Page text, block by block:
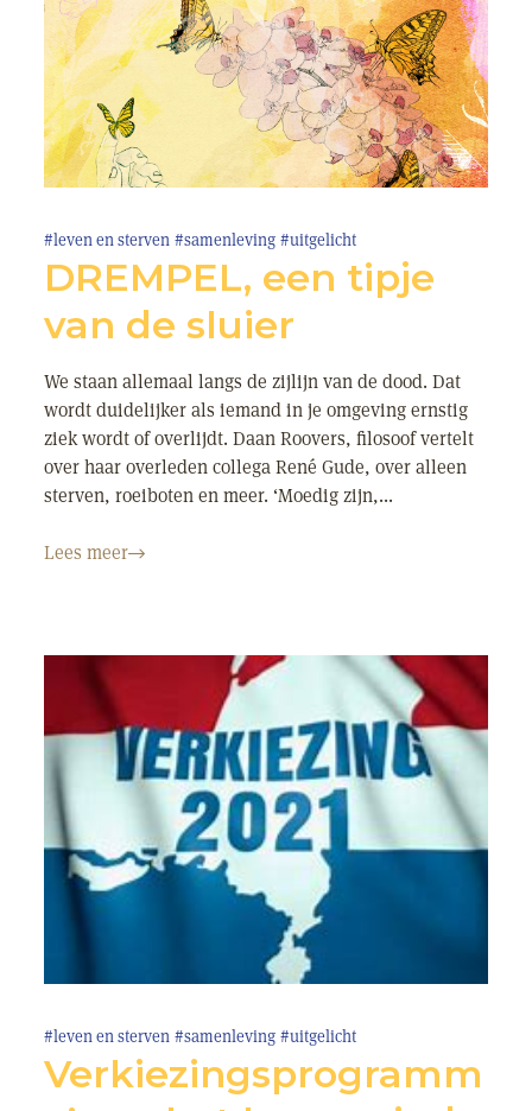
#leven en sterven #samenleving #uitgelicht
DREMPEL, een tipje
van de sluier
We staan allemaal langs de zijlijn van de dood. Dat
wordt duidelijker als iemand in je omgeving ernstig
ziek wordt of overlijdt. Daan Roovers, filosoof vertelt
over haar overleden collega René Gude, over alleen
sterven, roeiboten en meer. ‘Moedig zijn,...
Lees meer
#leven en sterven #samenleving #uitgelicht
Verkiezingsprogramm